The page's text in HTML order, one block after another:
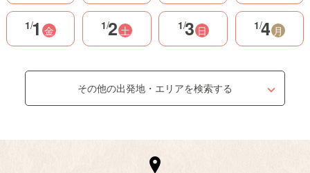
1/1 金 1/2 土 1/3 日 1/4 月
その他の出発地・エリアを検索する